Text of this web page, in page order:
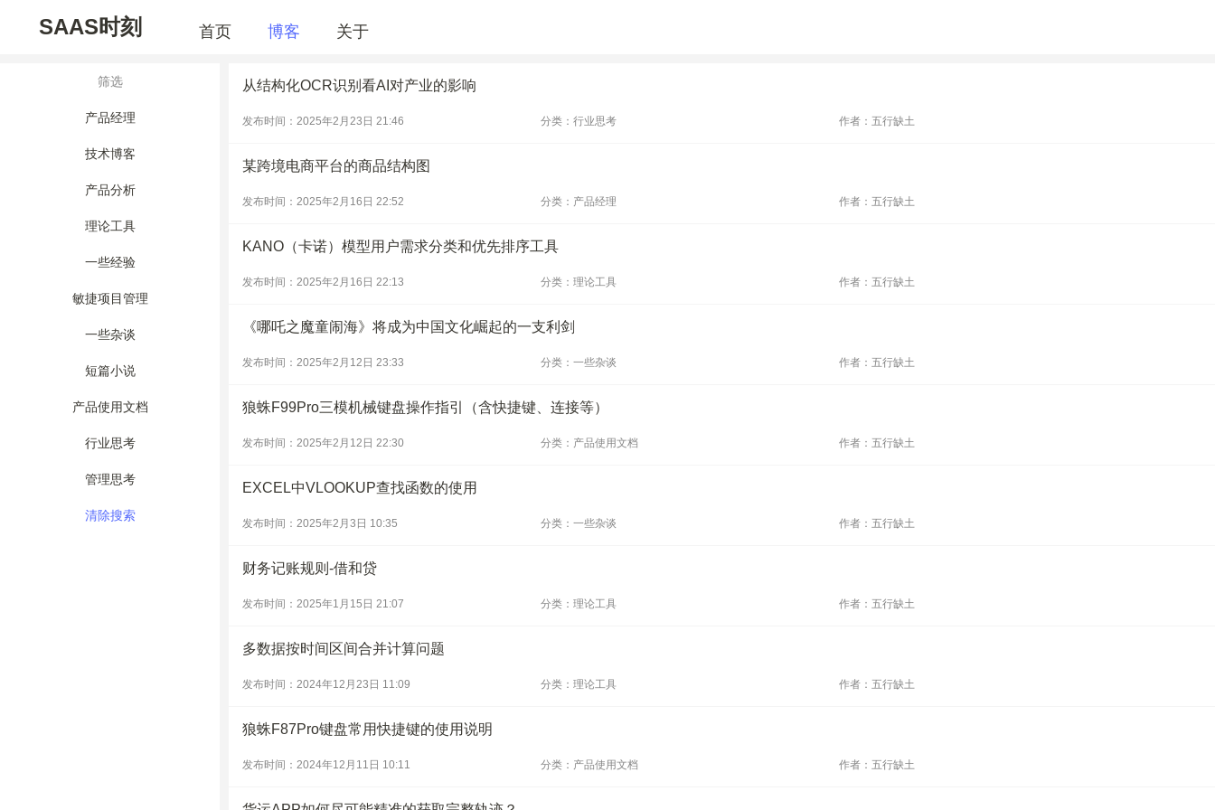
SAAS时刻 首页 博客 关于
筛选
产品经理
技术博客
产品分析
理论工具
一些经验
敏捷项目管理
一些杂谈
短篇小说
产品使用文档
行业思考
管理思考
清除搜索
从结构化OCR识别看AI对产业的影响
发布时间：2025年2月23日 21:46 分类：行业思考 作者：五行缺土
某跨境电商平台的商品结构图
发布时间：2025年2月16日 22:52 分类：产品经理 作者：五行缺土
KANO（卡诺）模型用户需求分类和优先排序工具
发布时间：2025年2月16日 22:13 分类：理论工具 作者：五行缺土
《哪吒之魔童闹海》将成为中国文化崛起的一支利剑
发布时间：2025年2月12日 23:33 分类：一些杂谈 作者：五行缺土
狼蛛F99Pro三模机械键盘操作指引（含快捷键、连接等）
发布时间：2025年2月12日 22:30 分类：产品使用文档 作者：五行缺土
EXCEL中VLOOKUP查找函数的使用
发布时间：2025年2月3日 10:35 分类：一些杂谈 作者：五行缺土
财务记账规则-借和贷
发布时间：2025年1月15日 21:07 分类：理论工具 作者：五行缺土
多数据按时间区间合并计算问题
发布时间：2024年12月23日 11:09 分类：理论工具 作者：五行缺土
狼蛛F87Pro键盘常用快捷键的使用说明
发布时间：2024年12月11日 10:11 分类：产品使用文档 作者：五行缺土